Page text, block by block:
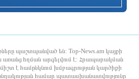
գործընթացի մեջ է»
2 ժամ առաջ
պաշտպանված են: Top-News.am կայքի
առանց հղման արգելվում է: Հրապարակման
է համընկնում խմբագրության կարծիքի
համար պատասխանատվությունը